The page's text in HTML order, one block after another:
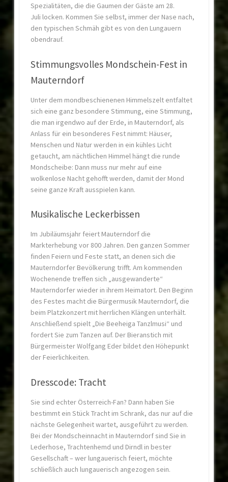
Spezialitäten, die die Gaumen der Gäste am 28.
Juli locken. Kommen Sie selbst, immer der Nase nach,
den typischen Schmäh gibt es von den Lungauern
obendrauf.
Stimmungsvolles Mondschein-Fest in
Mauterndorf
Unter dem mondbeschienenen Himmelszelt entfaltet
sich eine ganz besondere Stimmung, eine Stimmung,
die man irgendwo auf der Erde, in Mauterndorf, als
Anlass für ein besonderes Fest nimmt: Häuser,
Menschen und Natur werden in ein kühles Licht
getaucht, am nächtlichen Himmel hängt die runde
Mondscheibe: Dann muss nur mehr auf eine
wolkenlose Nacht gehofft werden, damit der Mond
seine ganze Kraft ausspielen kann.
Musikalische Leckerbissen
Im Jubiläumsjahr feiert Mauterndorf die
Markterhebung vor 800 Jahren. Den ganzen Sommer
finden Feiern und Feste statt, an denen sich die
Mauterndorfer Bevölkerung trifft. Am kommenden
Wochenende treffen sich „ausgewanderte“
Mauterndorfer wieder in ihrem Heimatort. Den Beginn
des Festes macht die Bürgermusik Mauterndorf, die
beim Platzkonzert mit herrlichen Klängen unterhält.
Anschließend spielt „Die Beeheiga Tanzlmusi“ und
fordert Sie zum Tanzen auf. Der Bieranstich mit
Bürgermeister Wolfgang Eder bildet den Höhepunkt
der Feierlichkeiten.
Dresscode: Tracht
Sie sind echter Österreich-Fan? Dann haben Sie
bestimmt ein Stück Tracht im Schrank, das nur auf die
nächste Gelegenheit wartet, ausgeführt zu werden.
Bei der Mondscheinnacht in Mauterndorf sind Sie in
Lederhose, Trachtenhemd und Dirndl in bester
Gesellschaft – wer lungauerisch feiert, möchte
schließlich auch lungauerisch angezogen sein.